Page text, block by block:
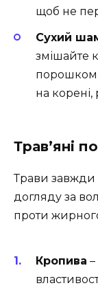
щоб не
Сухий
змішайте
порошком
на корені,
Трав’яні
Трави завжди
догляду за
проти
Кропива